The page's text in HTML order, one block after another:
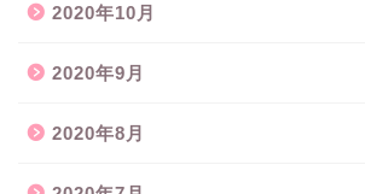
2020年10月
2020年9月
2020年8月